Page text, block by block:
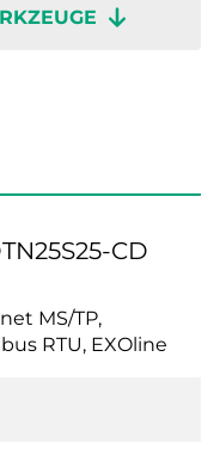
CD
MS/TP,
RTU, EXOline